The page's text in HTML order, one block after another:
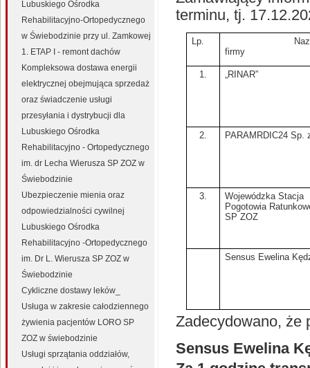
terminu, tj.
Lp.
firmy
1. „RINAR”
2. PARAMRDIC24 Sp.
3.
Wojewódzka Stacja
Pogotowia
SP ZOZ
Sensus Ewelina
Zadecydowano, że
Sensus Ewelina
Lubuskiego Ośrodka
Rehabilitacyjno-Ortopedycznego
w Świebodzinie przy ul. Zamkowej
1. ETAP I - remont dachów
Kompleksowa dostawa energii
elektrycznej obejmująca sprzedaż
oraz świadczenie usługi
przesyłania i dystrybucji dla
Lubuskiego Ośrodka
Rehabilitacyjno - Ortopedycznego
im. dr Lecha Wierusza SP ZOZ w
Świebodzinie
Ubezpieczenie mienia oraz
odpowiedzialności cywilnej
Lubuskiego Ośrodka
Rehabilitacyjno -Ortopedycznego
im. Dr L. Wierusza SP ZOZ w
Świebodzinie
Cykliczne dostawy leków_
Usługa w zakresie całodziennego
żywienia pacjentów LORO SP
ZOZ w świebodzinie
Usługi sprzątania oddziałów,